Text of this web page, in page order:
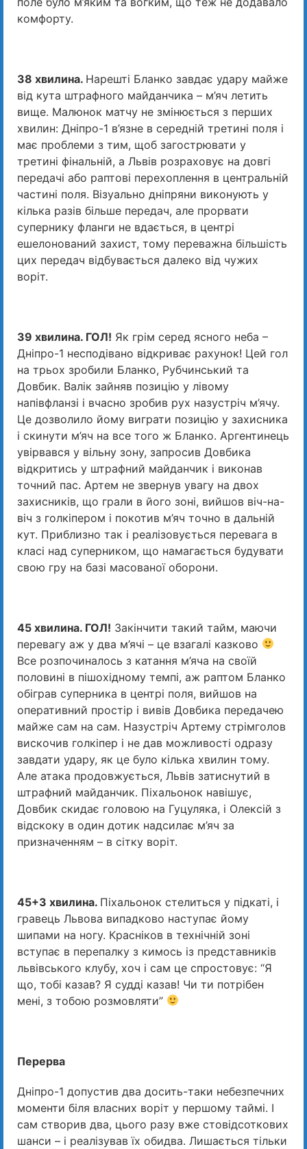
комфорту.
38 хвилина. Нарешті Бланко завдає удару майже
від кута штрафного майданчика – м’яч летить
вище. Малюнок матчу не змінюється з перших
хвилин: Дніпро-1 в’язне в середній третині поля і
має проблеми з тим, щоб загострювати у
третині фінальній, а Львів розраховує на довгі
передачі або раптові перехоплення в центральній
частині поля. Візуально дніпряни виконують у
кілька разів більше передач, але прорвати
супернику фланги не вдається, в центрі
ешелонований захист, тому переважна більшість
цих передач відбувається далеко від чужих
воріт.
39 хвилина. ГОЛ! Як грім серед ясного неба –
Дніпро-1 несподівано відкриває рахунок! Цей гол
на трьох зробили Бланко, Рубчинський та
Довбик. Валік зайняв позицію у лівому
напівфланзі і вчасно зробив рух назустріч м’ячу.
Це дозволило йому виграти позицію у захисника
і скинути м’яч на все того ж Бланко. Аргентинець
увірвався у вільну зону, запросив Довбика
відкритись у штрафний майданчик і виконав
точний пас. Артем не звернув увагу на двох
захисників, що грали в його зоні, вийшов віч-на-
віч з голкіпером і покотив м’яч точно в дальній
кут. Приблизно так і реалізовується перевага в
класі над суперником, що намагається будувати
свою гру на базі масованої оборони.
45 хвилина. ГОЛ! Закінчити такий тайм, маючи
перевагу аж у два м’ячі – це взагалі казково
Все розпочиналось з катання м’яча на своїй
половині в пішохідному темпі, аж раптом Бланко
обіграв суперника в центрі поля, вийшов на
оперативний простір і вивів Довбика передачею
майже сам на сам. Назустріч Артему стрімголов
вискочив голкіпер і не дав можливості одразу
завдати удару, як це було кілька хвилин тому.
Але атака продовжується, Львів затиснутий в
штрафний майданчик. Піхальонок навішує,
Довбик скидає головою на Гуцуляка, і Олексій з
відскоку в один дотик надсилає м’яч за
призначенням – в сітку воріт.
45+3 хвилина. Піхальонок стелиться у підкаті, і
гравець Львова випадково наступає йому
шипами на ногу. Красніков в технічній зоні
вступає в перепалку з кимось із представників
львівського клубу, хоч і сам це спростовує: “Я
що, тобі казав? Я судді казав! Чи ти потрібен
мені, з тобою розмовляти”
Перерва
Дніпро-1 допустив два досить-таки небезпечних
моменти біля власних воріт у першому таймі. І
сам створив два, цього разу вже стовідсоткових
шанси – і реалізував їх обидва. Лишається тільки